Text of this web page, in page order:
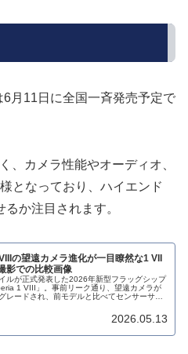
6月11日に全国一斉発売予定で
、カメラ性能やオーディオ、
となっており、ハイエンド
か注目されます。
の望遠カメラ進化が一目瞭然な1 VII
影での比較画像
ルが正式発表した2026年新型フラッグシップ
1 VIII」。事前リーク通り、望遠カメラが
レードされ、前モデルと比べてセンサーサイ
2026.05.13